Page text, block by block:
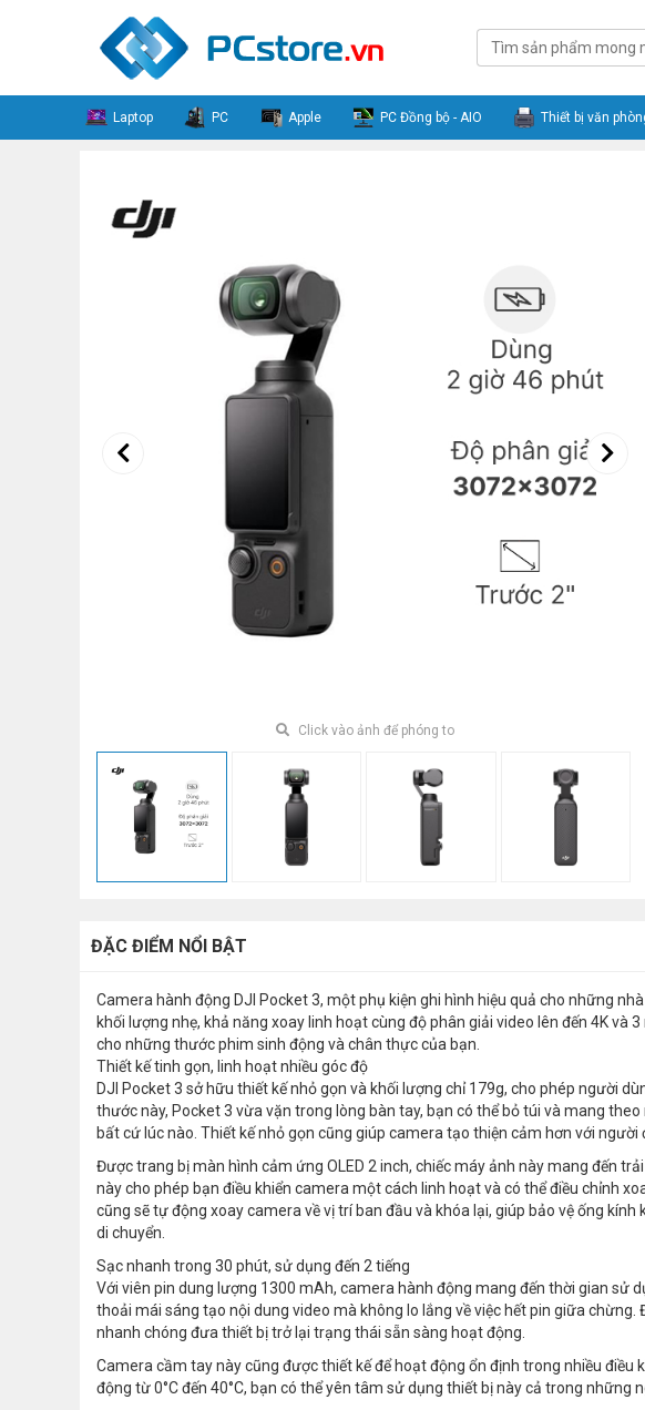
Laptop PC Apple PC Đồng bộ - AIO Thiết bị văn
Click vào ảnh để phóng to
ĐẶC ĐIỂM NỔI BẬT
Camera hành động DJI Pocket 3, một phụ kiện ghi hình hiệu quả cho những
khối lượng nhẹ, khả năng xoay linh hoạt cùng độ phân giải video lên đến 4K và
cho những thước phim sinh động và chân thực của bạn.
Thiết kế tinh gọn, linh hoạt nhiều góc độ
DJI Pocket 3 sở hữu thiết kế nhỏ gọn và khối lượng chỉ 179g, cho phép người
thước này, Pocket 3 vừa vặn trong lòng bàn tay, bạn có thể bỏ túi và mang
bất cứ lúc nào. Thiết kế nhỏ gọn cũng giúp camera tạo thiện cảm hơn với người
Được trang bị màn hình cảm ứng OLED 2 inch, chiếc máy ảnh này mang đến
này cho phép bạn điều khiển camera một cách linh hoạt và có thể điều chỉnh
cũng sẽ tự động xoay camera về vị trí ban đầu và khóa lại, giúp bảo vệ ống
di chuyển.
Sạc nhanh trong 30 phút, sử dụng đến 2 tiếng
Với viên pin dung lượng 1300 mAh, camera hành động mang đến thời gian sử
thoải mái sáng tạo nội dung video mà không lo lắng về việc hết pin giữa
nhanh chóng đưa thiết bị trở lại trạng thái sẵn sàng hoạt động.
Camera cầm tay này cũng được thiết kế để hoạt động ổn định trong nhiều
động từ 0°C đến 40°C, bạn có thể yên tâm sử dụng thiết bị này cả trong những